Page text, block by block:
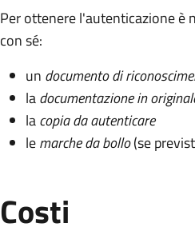
Per ottenere l'autenticazione è
con sé:
un documento di
ladocumentazione in
lacopia da autenticare
lemarche da bollo(se
Costi